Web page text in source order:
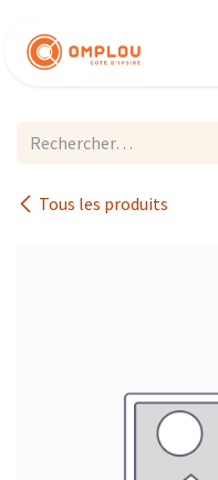
Tous les produits